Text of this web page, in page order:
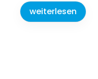
weiterlesen